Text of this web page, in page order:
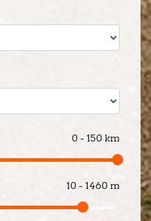
0 - 150 km
10 - 1460 m